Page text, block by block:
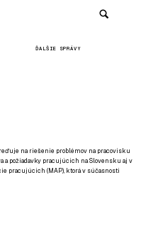
ĎALŠIE SPRÁVY
na riešenie problémov na pracovisku
a požiadavky pracujúcich na Slovensku aj v
pracujúcich (MAP), ktorá v súčasnosti